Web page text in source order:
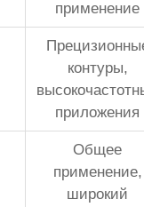
применение
контуры,
приложения
Общее
применение,
широкий